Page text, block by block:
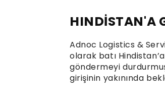
HINDİSTAN'A
Adnoc Logistics &
olarak batı
göndermeyi
girişinin yakınında